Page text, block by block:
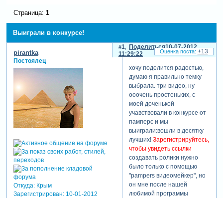
Выиграли в конкурсе!
Страница: 1
Поделиться
1
10-07-2012
11:29:22
pirantka
Постоялец
Откуда:Крым
Зарегистрирован: 10-01-2012
хочу поделится радостью,
думаю я правильно темку
выбрала. три видео, ну
ооочень простеньких, с
моей доченькой
учавствовали в конкурсе от
памперс и мы
выиграли:вошли в десятку
лучших! Зарегистрируйтесь,
чтобы увидеть ссылки
создавать ролики нужно
было только с помощью
"pampers видеомейкер", но
он мне после нашей
любимой программы
+13